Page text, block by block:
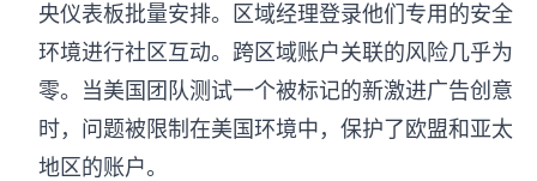
央仪表板批量安排。区域经理登录他们专用的安全
环境进行社区互动。跨区域账户关联的风险几乎为
零。当美国团队测试一个被标记的新激进广告创意
时，问题被限制在美国环境中，保护了欧盟和亚太
地区的账户。